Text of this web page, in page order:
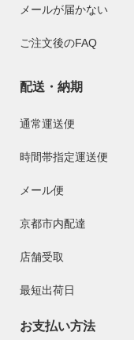
メールが届かない
ご注文後のFAQ
配送・納期
通常運送便
時間帯指定運送便
メール便
京都市内配達
店舗受取
最短出荷日
お支払い方法